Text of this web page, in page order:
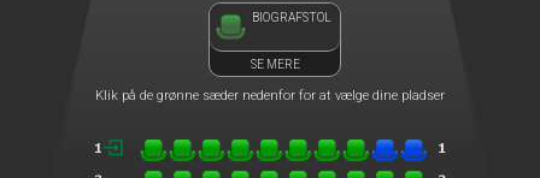
BIOGRAFSTOL
SE MERE
Klik på de grønne sæder nedenfor for at vælge dine pladser